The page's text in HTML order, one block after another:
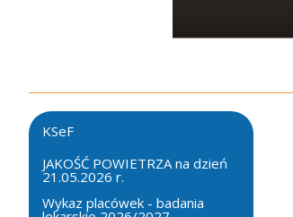
KSeF
JAKOŚĆ POWIETRZA na dzień
21.05.2026 r.
Wykaz placówek - badania